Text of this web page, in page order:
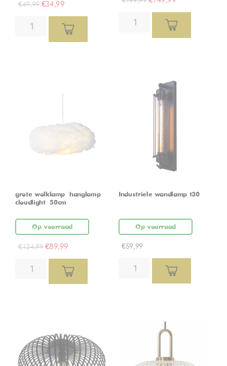
€49,99 €34,99
grote wolklamp – hanglamp –
cloudlight – 50cm
Op voorraad
€124,99 €89,99
Industriele wandlamp t30
Op voorraad
€59,99